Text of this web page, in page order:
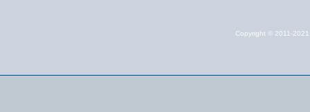
Copyright © 2011-